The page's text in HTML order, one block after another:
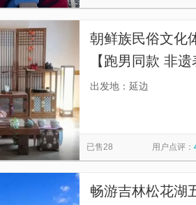
朝鲜族民俗文化
【跑男同款 非
沉浸式旅游】
出发地：延边
已售28 用户点评：
畅游吉林松花湖